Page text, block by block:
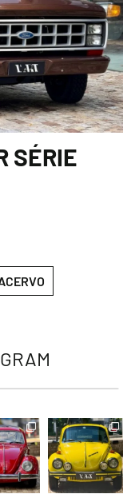
SÉRIE
8
lart.br
Ago 8